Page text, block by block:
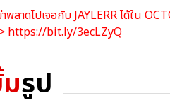
ลาดไปเจอกับ JAYLERR ได้ใน
https://bit.ly/3ecLZyQ
รูป